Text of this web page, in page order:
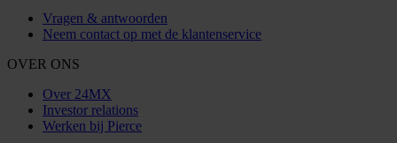
Vragen & antwoorden
Neem contact op met de klantenservice
OVER ONS
Over 24MX
Investor relations
Werken bij Pierce